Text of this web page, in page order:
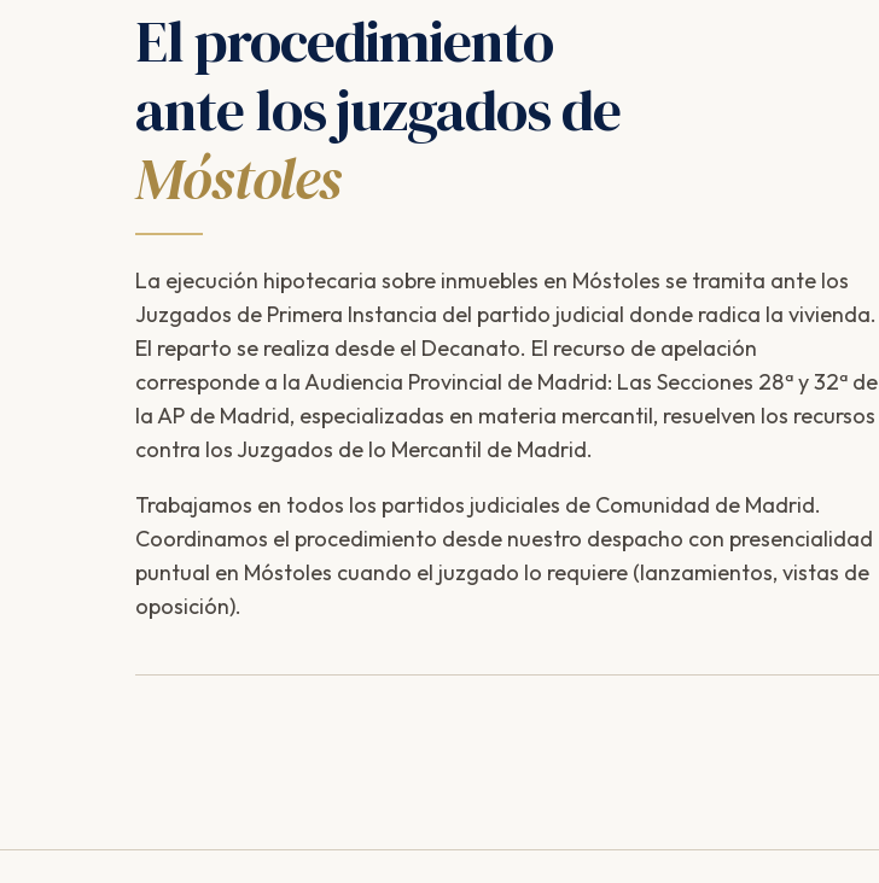
El procedimiento
ante los juzgados de
Móstoles
La ejecución hipotecaria sobre inmuebles en Móstoles se tramita ante los
Juzgados de Primera Instancia del partido judicial donde radica la vivienda.
El reparto se realiza desde el Decanato. El recurso de apelación
corresponde a la Audiencia Provincial de Madrid: Las Secciones 28ª y 32ª de
la AP de Madrid, especializadas en materia mercantil, resuelven los recursos
contra los Juzgados de lo Mercantil de Madrid.
Trabajamos en todos los partidos judiciales de Comunidad de Madrid.
Coordinamos el procedimiento desde nuestro despacho con presencialidad
puntual en Móstoles cuando el juzgado lo requiere (lanzamientos, vistas de
oposición).